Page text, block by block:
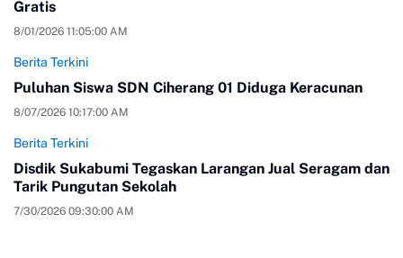
Gratis
8/01/2026 11:05:00 AM
Berita Terkini
Puluhan Siswa SDN Ciherang 01 Diduga Keracunan
8/07/2026 10:17:00 AM
Berita Terkini
Disdik Sukabumi Tegaskan Larangan Jual Seragam dan
Tarik Pungutan Sekolah
7/30/2026 09:30:00 AM